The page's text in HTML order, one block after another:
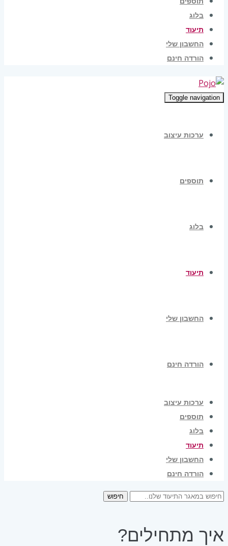
בלוג
תיעוד
החשבון שלי
הורדה חינם
Toggle navigation
ערכות עיצוב
תוספים
בלוג
תיעוד
החשבון שלי
הורדה חינם
ערכות עיצוב
תוספים
בלוג
תיעוד
החשבון שלי
הורדה חינם
חיפוש
איך מתחילים?